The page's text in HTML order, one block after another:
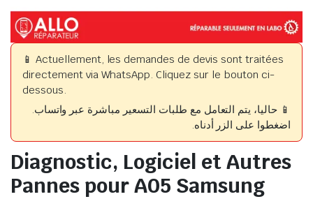
📱 Actuellement, les demandes de devis sont traitées
directement via WhatsApp. Cliquez sur le bouton ci-
dessous.
📱 حاليا، يتم التعامل مع طلبات التسعير مباشرة عبر واتساب.
اضغطوا على الزر أدناه.
Diagnostic, Logiciel et Autres
Pannes pour A05 Samsung